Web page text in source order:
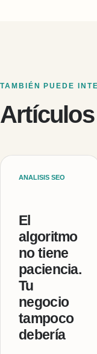
TAMBIÉN PUEDE
ANALISIS SEO
El
algoritmo
no tiene
paciencia.
Tu
negocio
tampoco
debería